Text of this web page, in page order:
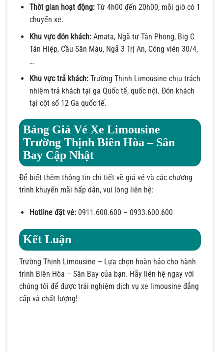
Thời gian hoạt động:Từ 4h00 đến 20h00, mỗi giờ có 1
chuyến xe.
Khu vực đón khách:Amata, Ngã tư Tân Phong, Big C
Tân Hiệp, Cầu Săn Máu, Ngã 3 Trị An, Công viên 30/4,
…
Khu vực trả khách:Trường Thịnh Limousine chịu trách
nhiệm trả khách tại ga Quốc tế, quốc nội. Đón khách
tại cột số 12 Ga quốc tế.
Bảng Giá Vé Xe Limousine
Trường Thịnh Biên Hòa – Sân
Bay Cập Nhật
Để biết thêm thông tin chi tiết về giá vé và các chương
trình khuyến mãi hấp dẫn, vui lòng liên hệ:
Hotline đặt vé:0911.600.600 – 0933.600.600
Kết Luận
Trường Thịnh Limousine – Lựa chọn hoàn hảo cho hành
trình Biên Hòa – Sân Bay của bạn. Hãy liên hệ ngay với
chúng tôi để được trải nghiệm dịch vụ xe limousine đẳng
cấp và chất lượng!